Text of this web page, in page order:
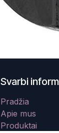
Svarbi
Pradžia
Apie mus
Produktai